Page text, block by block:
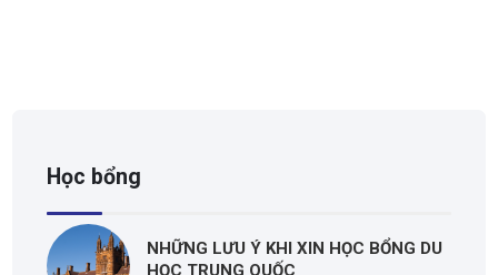
Học bổng
NHỮNG LƯU Ý KHI XIN HỌC BỔNG DU
HỌC TRUNG QUỐC